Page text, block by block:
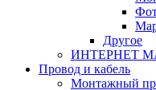
Другое
ИНТЕРНЕТ
Провод и кабель
Монтажный